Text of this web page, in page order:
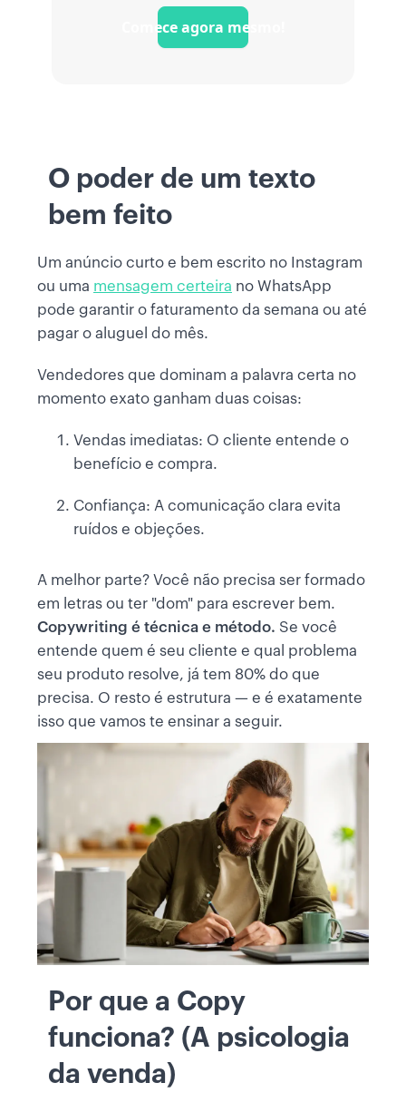
Comece agora mesmo!
O poder de um texto
bem feito
Um anúncio curto e bem escrito no Instagram
ou uma mensagem certeira no WhatsApp
pode garantir o faturamento da semana ou até
pagar o aluguel do mês.
Vendedores que dominam a palavra certa no
momento exato ganham duas coisas:
Vendas imediatas: O cliente entende o
benefício e compra.
Confiança: A comunicação clara evita
ruídos e objeções.
A melhor parte? Você não precisa ser formado
em letras ou ter "dom" para escrever bem.
Copywriting é técnica e método. Se você
entende quem é seu cliente e qual problema
seu produto resolve, já tem 80% do que
precisa. O resto é estrutura — e é exatamente
isso que vamos te ensinar a seguir.
Por que a Copy
funciona? (A psicologia
da venda)